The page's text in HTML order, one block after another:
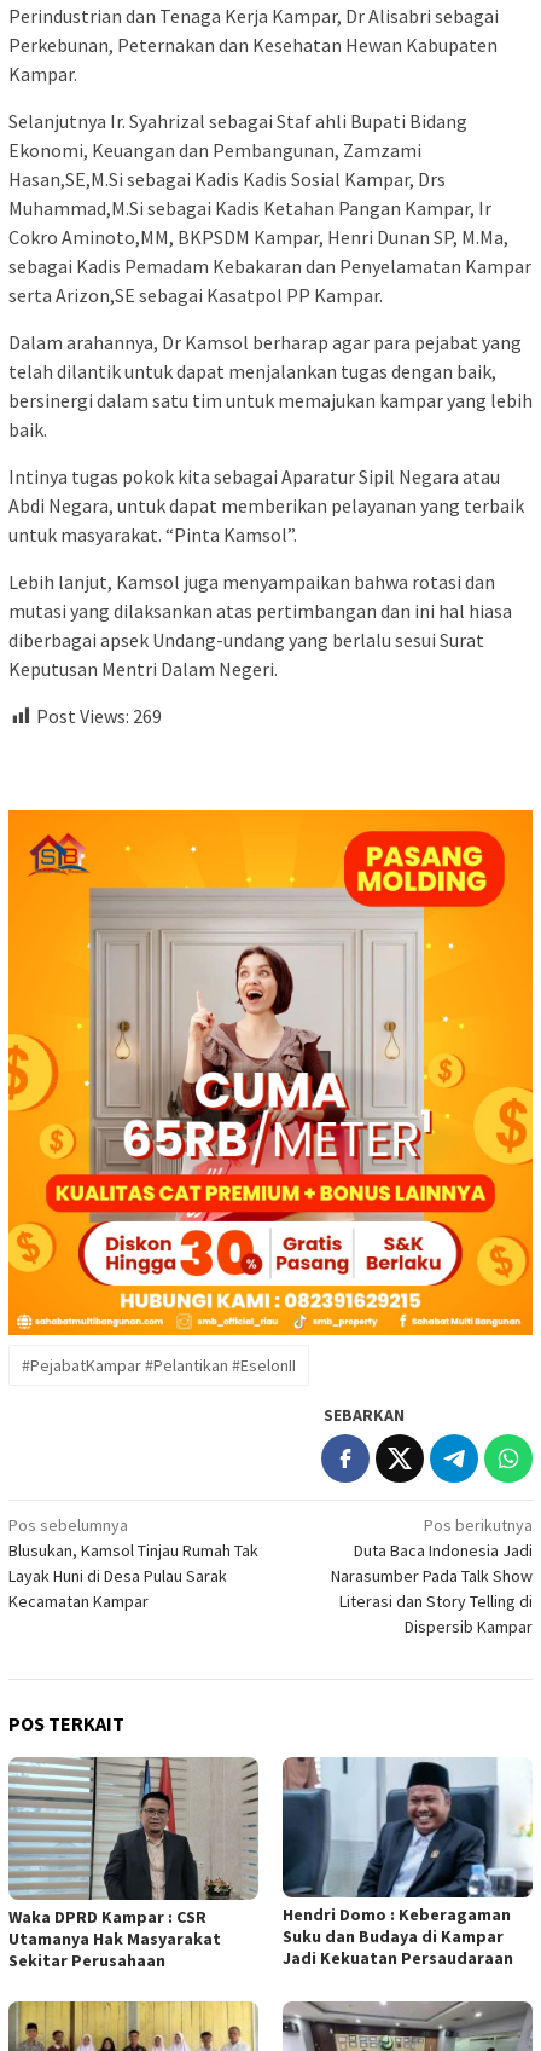
Perindustrian dan Tenaga Kerja Kampar, Dr Alisabri sebagai
Perkebunan, Peternakan dan Kesehatan Hewan Kabupaten
Kampar.
Selanjutnya Ir. Syahrizal sebagai Staf ahli Bupati Bidang
Ekonomi, Keuangan dan Pembangunan, Zamzami
Hasan,SE,M.Si sebagai Kadis Kadis Sosial Kampar, Drs
Muhammad,M.Si sebagai Kadis Ketahan Pangan Kampar, Ir
Cokro Aminoto,MM, BKPSDM Kampar, Henri Dunan SP, M.Ma,
sebagai Kadis Pemadam Kebakaran dan Penyelamatan Kampar
serta Arizon,SE sebagai Kasatpol PP Kampar.
Dalam arahannya, Dr Kamsol berharap agar para pejabat yang
telah dilantik untuk dapat menjalankan tugas dengan baik,
bersinergi dalam satu tim untuk memajukan kampar yang lebih
baik.
Intinya tugas pokok kita sebagai Aparatur Sipil Negara atau
Abdi Negara, untuk dapat memberikan pelayanan yang terbaik
untuk masyarakat. “Pinta Kamsol”.
Lebih lanjut, Kamsol juga menyampaikan bahwa rotasi dan
mutasi yang dilaksankan atas pertimbangan dan ini hal hiasa
diberbagai apsek Undang-undang yang berlalu sesui Surat
Keputusan Mentri Dalam Negeri.
Post Views: 269
#PejabatKampar #Pelantikan #EselonII
SEBARKAN
Navigasi
pos
Pos sebelumnya
Blusukan, Kamsol Tinjau Rumah Tak
Layak Huni di Desa Pulau Sarak
Kecamatan Kampar
Pos berikutnya
Duta Baca Indonesia Jadi
Narasumber Pada Talk Show
Literasi dan Story Telling di
Dispersib Kampar
POS TERKAIT
Waka DPRD Kampar : CSR
Utamanya Hak Masyarakat
Sekitar Perusahaan
Hendri Domo : Keberagaman
Suku dan Budaya di Kampar
Jadi Kekuatan Persaudaraan